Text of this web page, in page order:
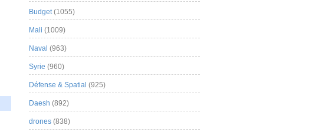
Budget(1055)
Mali (1009)
Naval (963)
Syrie (960)
Défense & Spatial (925)
Daesh (892)
drones (838)